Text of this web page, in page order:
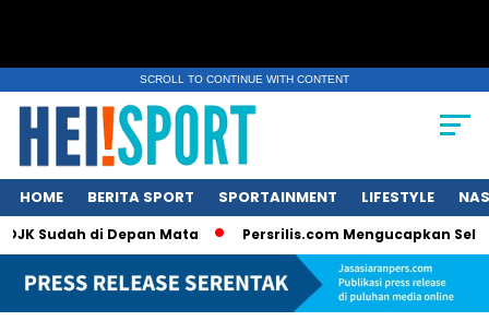
SCROLL TO CONTINUE WITH CONTENT
HOME BERITA SPORT SPORTAINMENT LIFESTYLE
di Depan Mata Persrilis.com Mengucapkan Selamat